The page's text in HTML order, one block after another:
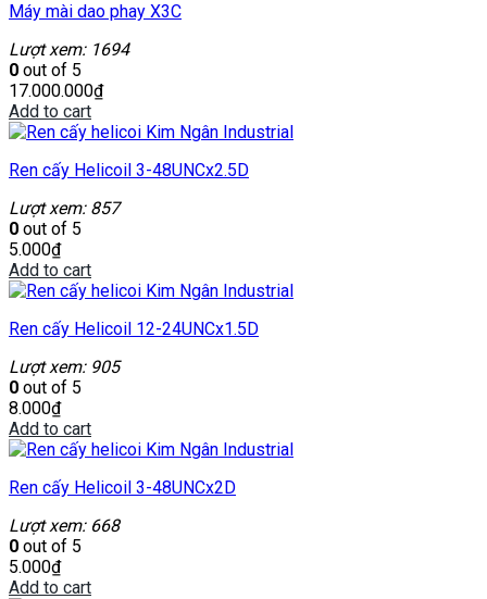
Máy mài dao phay X3C
Lượt xem: 1694
0 out of 5
17.000.000₫
Add to cart
Ren cấy Helicoil 3-48UNCx2.5D
Lượt xem: 857
0 out of 5
5.000₫
Add to cart
Ren cấy Helicoil 12-24UNCx1.5D
Lượt xem: 905
0 out of 5
8.000₫
Add to cart
Ren cấy Helicoil 3-48UNCx2D
Lượt xem: 668
0 out of 5
5.000₫
Add to cart